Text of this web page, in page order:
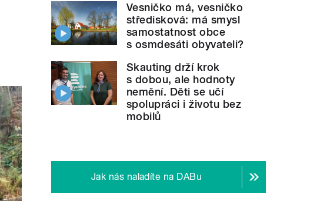
Vesničko má, vesničko
středisková: má smysl
samostatnost obce
s osmdesáti obyvateli?
Skauting drží krok
s dobou, ale hodnoty
nemění. Děti se učí
spolupráci i životu bez
mobilů
Jak nás naladíte na DABu